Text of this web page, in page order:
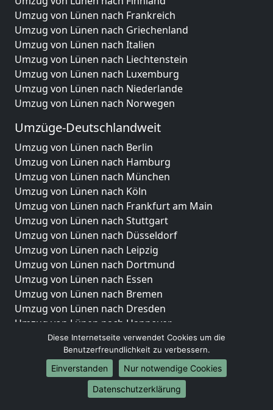
Umzug von Lünen nach Frankreich
Umzug von Lünen nach Griechenland
Umzug von Lünen nach Italien
Umzug von Lünen nach Liechtenstein
Umzug von Lünen nach Luxemburg
Umzug von Lünen nach Niederlande
Umzug von Lünen nach Norwegen
Umzüge-Deutschlandweit
Umzug von Lünen nach Berlin
Umzug von Lünen nach Hamburg
Umzug von Lünen nach München
Umzug von Lünen nach Köln
Umzug von Lünen nach Frankfurt am Main
Umzug von Lünen nach Stuttgart
Umzug von Lünen nach Düsseldorf
Umzug von Lünen nach Leipzig
Umzug von Lünen nach Dortmund
Umzug von Lünen nach Essen
Umzug von Lünen nach Bremen
Umzug von Lünen nach Dresden
Umzug von Lünen nach Hannover
Umzug von Lünen nach Nürnberg
Umzug von Lünen nach Duisburg
Umzug von Lünen nach Bochum
Umzug von Lünen nach Wuppertal
Umzug von Lünen nach Bielefeld
Diese Internetseite verwendet Cookies um die
Benutzerfreundlichkeit zu verbessern.
Einverstanden
Nur notwendige Cookies
Datenschutzerklärung